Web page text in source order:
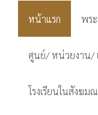
หน้าแรก พร
ศูนย์/ หน่วยงาน/
โรงเรียนในสังฆม